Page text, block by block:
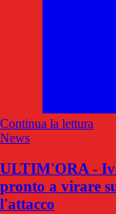
Continua la lettura
News
ULTIM'ORA -
pronto a virare
l'attacco